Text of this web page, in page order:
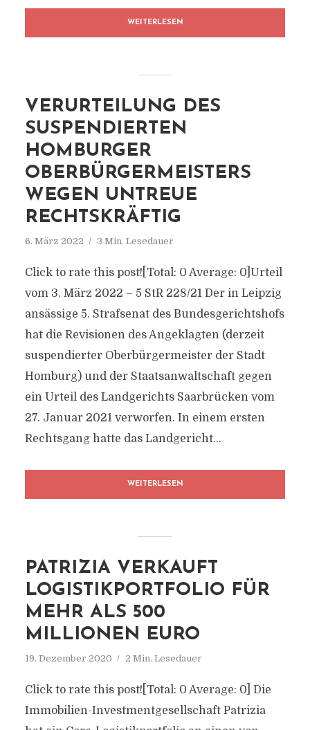
WEITERLESEN
VERURTEILUNG DES
SUSPENDIERTEN
HOMBURGER
OBERBÜRGERMEISTERS
WEGEN UNTREUE
RECHTSKRÄFTIG
6. März 2022 3 Min. Lesedauer
Click to rate this post![Total: 0 Average: 0]Urteil
vom 3. März 2022 – 5 StR 228/21 Der in Leipzig
ansässige 5. Strafsenat des Bundesgerichtshofs
hat die Revisionen des Angeklagten (derzeit
suspendierter Oberbürgermeister der Stadt
Homburg) und der Staatsanwaltschaft gegen
ein Urteil des Landgerichts Saarbrücken vom
27. Januar 2021 verworfen. In einem ersten
Rechtsgang hatte das Landgericht...
WEITERLESEN
PATRIZIA VERKAUFT
LOGISTIKPORTFOLIO FÜR
MEHR ALS 500
MILLIONEN EURO
19. Dezember 2020 2 Min. Lesedauer
Click to rate this post![Total: 0 Average: 0] Die
Immobilien-Investmentgesellschaft Patrizia